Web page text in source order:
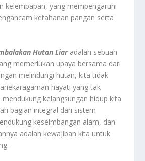
kelembapan, yang mempengaruhi
ketahanan pangan serta
Hutan Liar adalah sebuah
memerlukan upaya bersama dari
melindungi hutan, kita tidak
hayati yang tak
kelangsungan hidup kita
bagian integral dari sistem
keseimbangan alam, dan
adalah kewajiban kita untuk